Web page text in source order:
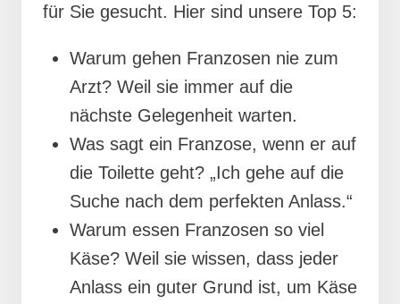
für Sie gesucht. Hier sind unsere Top 5:
Warum gehen Franzosen nie zum
Arzt? Weil sie immer auf die
nächste Gelegenheit warten.
Was sagt ein Franzose, wenn er auf
die Toilette geht? „Ich gehe auf die
Suche nach dem perfekten Anlass.“
Warum essen Franzosen so viel
Käse? Weil sie wissen, dass jeder
Anlass ein guter Grund ist, um Käse